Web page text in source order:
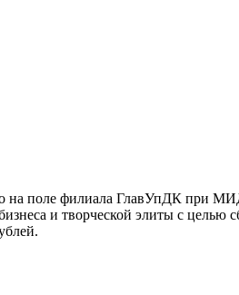
на поле филиала ГлавУпДК при
и творческой элиты с целью